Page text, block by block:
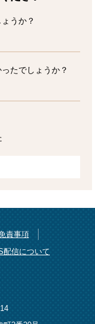
うか？
たでしょうか？
責事項
配信について